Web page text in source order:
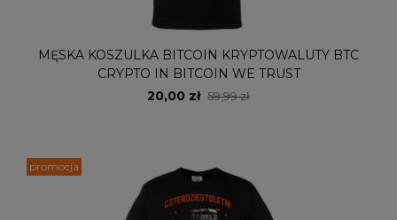
MĘSKA KOSZULKA BITCOIN KRYPTOWALUTY BTC
CRYPTO IN BITCOIN WE TRUST
20,00 zł 59,99 zł
promocja